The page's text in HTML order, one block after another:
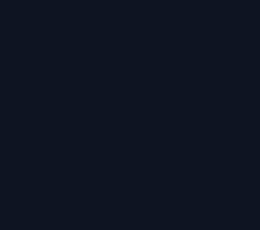
telefonu 62 735-51-05 lub